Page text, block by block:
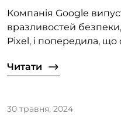
Компанія Google
вразливостей
Pixel, і попередила, що
Читати
30 травня, 2024